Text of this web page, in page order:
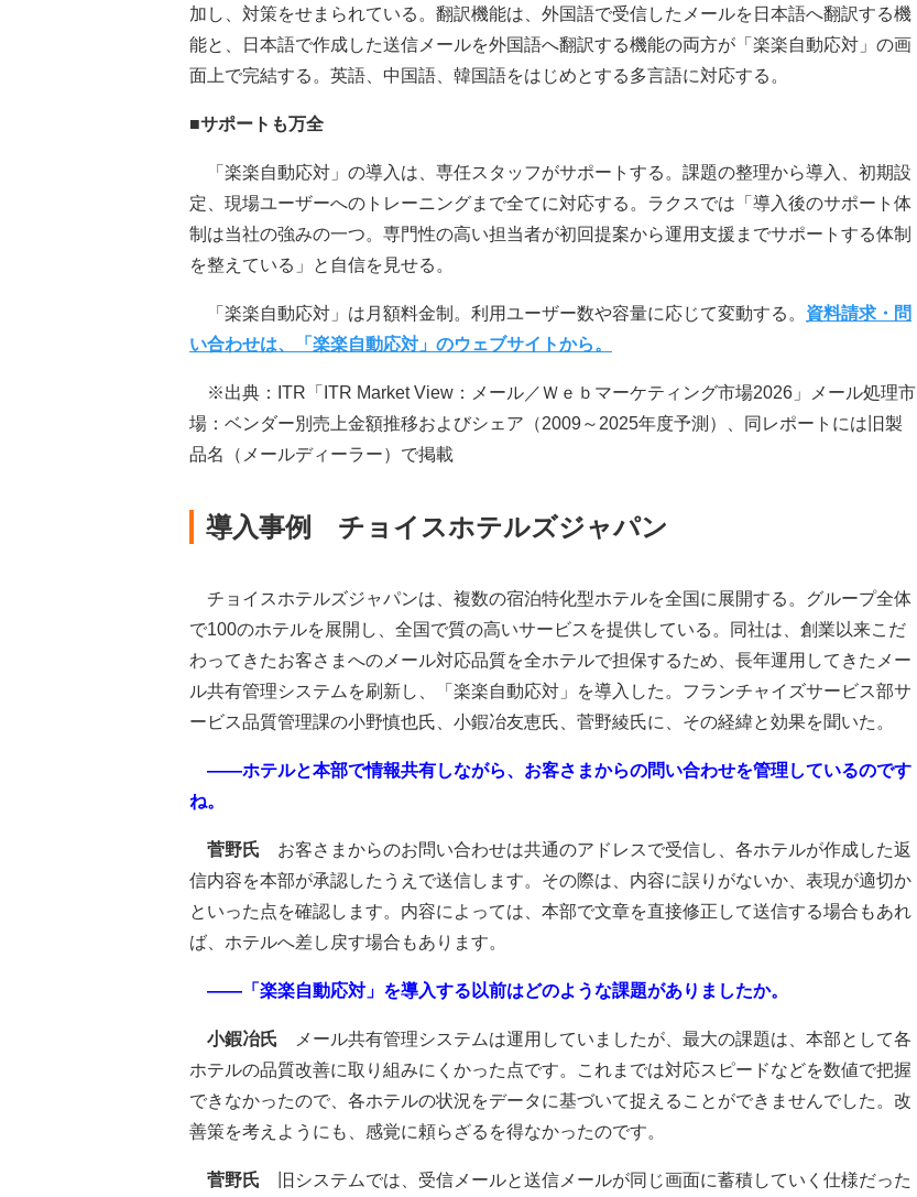
加し、対策をせまられている。翻訳機能は、外国語で受信したメールを日本語へ翻訳する機
能と、日本語で作成した送信メールを外国語へ翻訳する機能の両方が「楽楽自動応対」の画
面上で完結する。英語、中国語、韓国語をはじめとする多言語に対応する。
■サポートも万全
「楽楽自動応対」の導入は、専任スタッフがサポートする。課題の整理から導入、初期設
定、現場ユーザーへのトレーニングまで全てに対応する。ラクスでは「導入後のサポート体
制は当社の強みの一つ。専門性の高い担当者が初回提案から運用支援までサポートする体制
を整えている」と自信を見せる。
「楽楽自動応対」は月額料金制。利用ユーザー数や容量に応じて変動する。 資料請求・問
い合わせは、「楽楽自動応対」のウェブサイトから。
※出典：ITR「ITR Market View：メール／Ｗｅｂマーケティング市場2026」メール処理市
場：ベンダー別売上金額推移およびシェア（2009～2025年度予測）、同レポートには旧製
品名（メールディーラー）で掲載
導入事例 チョイスホテルズジャパン
チョイスホテルズジャパンは、複数の宿泊特化型ホテルを全国に展開する。グループ全体
で100のホテルを展開し、全国で質の高いサービスを提供している。同社は、創業以来こだ
わってきたお客さまへのメール対応品質を全ホテルで担保するため、長年運用してきたメー
ル共有管理システムを刷新し、「楽楽自動応対」を導入した。フランチャイズサービス部サ
ービス品質管理課の小野慎也氏、小鍜冶友恵氏、菅野綾氏に、その経緯と効果を聞いた。
――ホテルと本部で情報共有しながら、お客さまからの問い合わせを管理しているのです
ね。
菅野氏 お客さまからのお問い合わせは共通のアドレスで受信し、各ホテルが作成した返
信内容を本部が承認したうえで送信します。その際は、内容に誤りがないか、表現が適切か
といった点を確認します。内容によっては、本部で文章を直接修正して送信する場合もあれ
ば、ホテルへ差し戻す場合もあります。
――「楽楽自動応対」を導入する以前はどのような課題がありましたか。
小鍜冶氏 メール共有管理システムは運用していましたが、最大の課題は、本部として各
ホテルの品質改善に取り組みにくかった点です。これまでは対応スピードなどを数値で把握
できなかったので、各ホテルの状況をデータに基づいて捉えることができませんでした。改
善策を考えようにも、感覚に頼らざるを得なかったのです。
菅野氏 旧システムでは、受信メールと送信メールが同じ画面に蓄積していく仕様だった